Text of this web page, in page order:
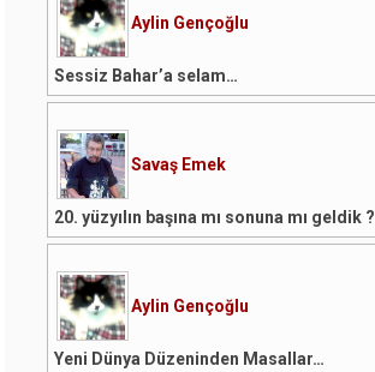
Aylin Gençoğlu
Sessiz Bahar’a selam…
Savaş Emek
20. yüzyılın başına mı sonuna mı geldik ?
Aylin Gençoğlu
Yeni Dünya Düzeninden Masallar…